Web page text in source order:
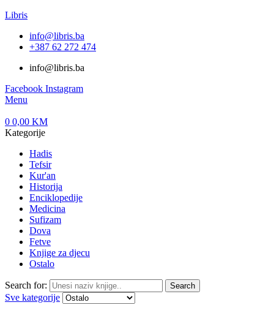
Libris
info@libris.ba
+387 62 272 474​
info@libris.ba
Facebook Instagram
Menu
0 0,00 KM
Kategorije
Hadis
Tefsir
Kur'an
Historija
Enciklopedije
Medicina
Sufizam
Dova
Fetve
Knjige za djecu
Ostalo
Search for: Search
Sve kategorije